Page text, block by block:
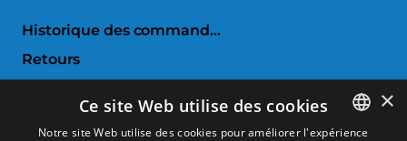
Historique des commandes
Retours
Comparer les produits
×
Ce site Web utilise des cookies
Notre site Web utilise des cookies pour améliorer l'expérience